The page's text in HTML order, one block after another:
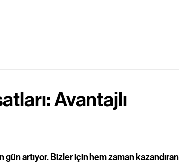
Avantajlı
gün artıyor. Bizler için hem zaman kazandıran